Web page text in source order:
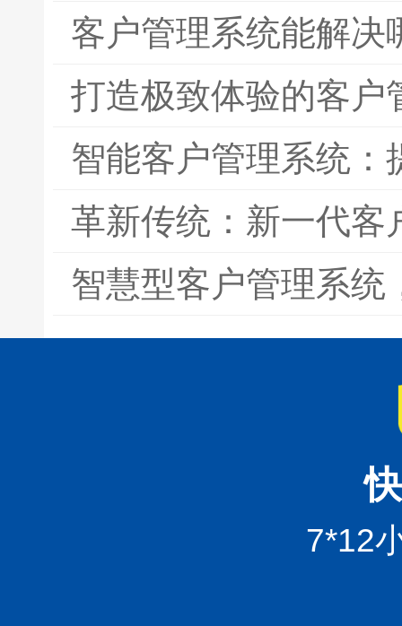
客户管理系统能解决
打造极致体验的客户
智能客户管理系统：
革新传统：新一代客
智慧型客户管理系统
7*12